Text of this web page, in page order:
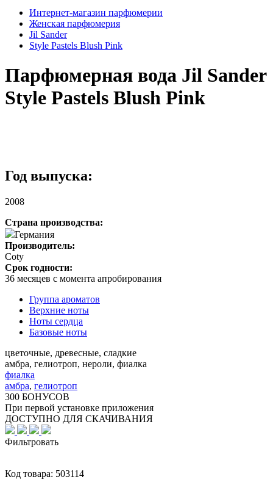
Интернет-магазин парфюмерии
Женская парфюмерия
Jil Sander
Style Pastels Blush Pink
Парфюмерная вода Jil Sander
Style Pastels Blush Pink
Год выпуска:
2008
Страна производства:
Германия
Производитель:
Coty
Срок годности:
36 месяцев с момента апробирования
Группа ароматов
Верхние ноты
Ноты сердца
Базовые ноты
цветочные, древесные, сладкие
амбра, гелиотроп, нероли, фиалка
фиалка
амбра, гелиотроп
300 БОНУСОВ
При первой установке приложения
ДОСТУПНО ДЛЯ СКАЧИВАНИЯ
Фильтровать
Код товара: 503114